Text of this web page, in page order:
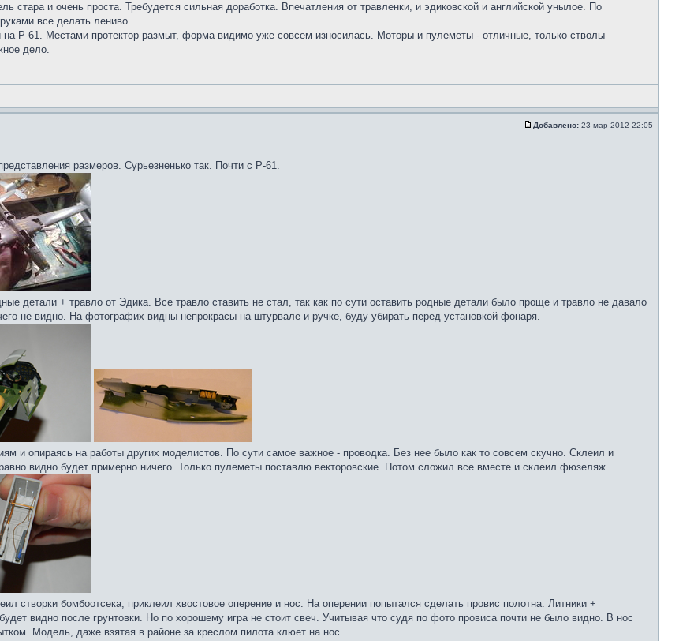
стара и очень проста. Требудется сильная доработка. Впечатления от травленки, и эдиковской и английской унылое. По
все делать лениво.
Р-61. Местами протектор размыт, форма видимо уже совсем износилась. Моторы и пулеметы - отличные, только стволы
дело.
Добавлено: 23 мар 2012 22:05
размеров. Сурьезненько так. Почти с Р-61.
детали + травло от Эдика. Все травло ставить не стал, так как по сути оставить родные детали было проще и травло не давало
не видно. На фотографих видны непрокрасы на штурвале и ручке, буду убирать перед установкой фонаря.
и опираясь на работы других моделистов. По сути самое важное - проводка. Без нее было как то совсем скучно. Склеил и
видно будет примерно ничего. Только пулеметы поставлю векторовские. Потом сложил все вместе и склеил фюзеляж.
створки бомбоотсека, приклеил хвостовое оперение и нос. На оперении попытался сделать провис полотна. Литники +
видно после грунтовки. Но по хорошему игра не стоит свеч. Учитывая что судя по фото провиса почти не было видно. В нос
Модель, даже взятая в районе за креслом пилота клюет на нос.